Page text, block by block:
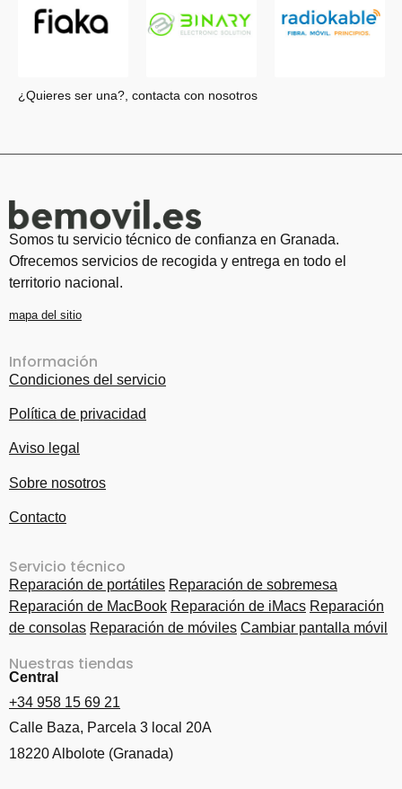
¿Quieres ser una?, contacta con nosotros
Somos tu servicio técnico de confianza en Granada.
Ofrecemos servicios de recogida y entrega en todo el
territorio nacional.
mapa del sitio
Información
Condiciones del servicio
Política de privacidad
Aviso legal
Sobre nosotros
Contacto
Servicio técnico
Reparación de portátiles Reparación de sobremesa
Reparación de MacBook Reparación de iMacs Reparación
de consolas Reparación de móviles Cambiar pantalla móvil
Nuestras tiendas
Central
+34 958 15 69 21
Calle Baza, Parcela 3 local 20A
18220 Albolote (Granada)